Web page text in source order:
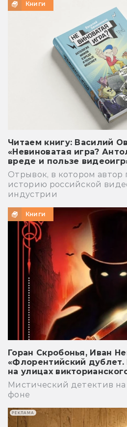
Книги
Читаем книгу: Василий
«Невиноватая игра?
вреде и пользе
Отрывок, в котором автор
историю российской
индустрии
Книги
Горан Скробонья, Иван
«Флорентийский дублет.
на улицах
Мистический детектив
фоне
РЕКЛАМА